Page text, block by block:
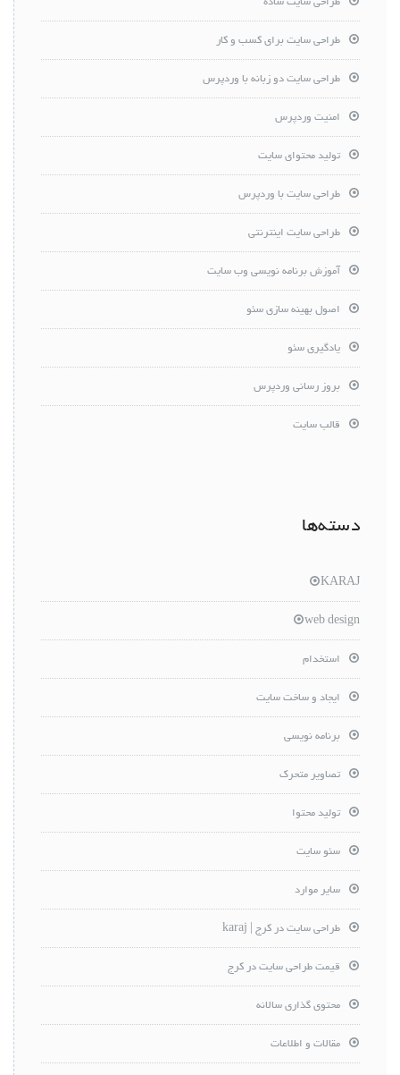
طراحی سایت برای کسب و کار
طراحی سایت دو زبانه با وردپرس
امنیت وردپرس
تولید محتوای سایت
طراحی سایت با وردپرس
طراحی سایت اینترنتی
آموزش برنامه نویسی وب سایت
اصول بهینه سازی سئو
یادگیری سئو
بروز رسانی وردپرس
قالب سایت
دسته‌ها
KARAJ
web design
استخدام
ایجاد و ساخت سایت
برنامه نویسی
تصاویر متحرک
تولید محتوا
سئو سایت
سایر موارد
طراحی سایت در کرج | karaj
قیمت طراحی سایت در کرج
محتوی گذاری سالانه
مقالات و اطلاعات